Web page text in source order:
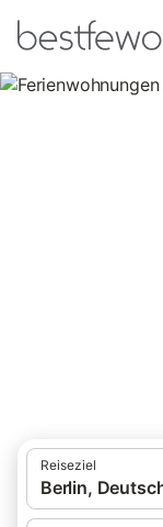
Reiseziel
Berlin,